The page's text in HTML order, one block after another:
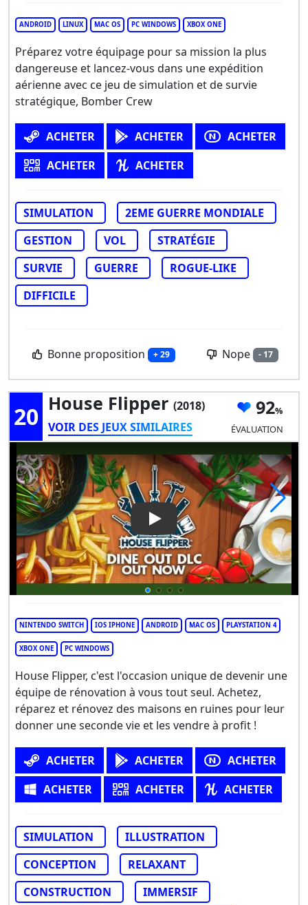
ANDROID LINUX MAC OS PC WINDOWS XBOX ONE
Préparez votre équipage pour sa mission la plus
dangereuse et lancez-vous dans une expédition
aérienne avec ce jeu de simulation et de survie
stratégique, Bomber Crew
ACHETER ACHETER
ACHETER
ACHETER
ACHETER
SIMULATION
2EME GUERRE MONDIALE
GESTION
VOL
STRATÉGIE
SURVIE
GUERRE
ROGUE-LIKE
DIFFICILE
Bonne proposition + 29 Nope - 17
20 House Flipper (2018)
VOIR DES JEUX SIMILAIRES
92
ÉVALUATION
Play Video: House Flipper
NINTENDO SWITCH IOS IPHONE ANDROID MAC OS PLAYSTATION 4
XBOX ONE PC WINDOWS
House Flipper, c'est l'occasion unique de devenir une
équipe de rénovation à vous tout seul. Achetez,
réparez et rénovez des maisons en ruines pour leur
donner une seconde vie et les vendre à profit !
ACHETER ACHETER
ACHETER
ACHETER
ACHETER ACHETER
SIMULATION
ILLUSTRATION
CONCEPTION
RELAXANT
CONSTRUCTION
IMMERSIF